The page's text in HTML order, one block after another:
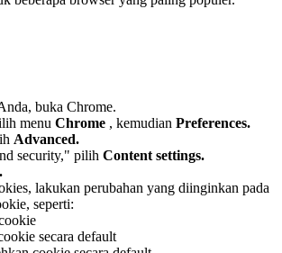
buka Chrome.
menu Chrome , kemudian Preferences.
Advanced.
security," pilih Content settings.
lakukan perubahan yang diinginkan pada
seperti:
secara default